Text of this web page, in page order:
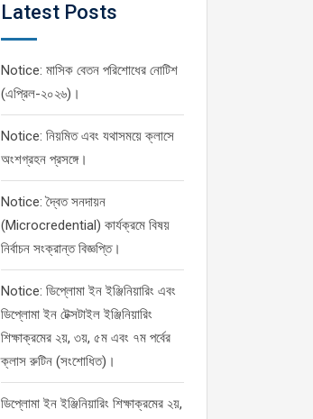
Latest Posts
Notice: মাসিক বেতন পরিশোধের নোটিশ
(এপ্রিল-২০২৬)।
Notice: নিয়মিত এবং যথাসময়ে ক্লাসে
অংশগ্রহন প্রসঙ্গে।
Notice: দ্বৈত সনদায়ন
(Microcredential) কার্যক্রমে বিষয়
নির্বাচন সংক্রান্ত বিজ্ঞপ্তি।
Notice: ডিপ্লোমা ইন ইঞ্জিনিয়ারিং এবং
ডিপ্লোমা ইন টেক্সটাইল ইঞ্জিনিয়ারিং
শিক্ষাক্রমের ২য়, ৩য়, ৫ম এবং ৭ম পর্বের
ক্লাস রুটিন (সংশোধিত)।
ডিপ্লোমা ইন ইঞ্জিনিয়ারিং শিক্ষাক্রমের ২য়,